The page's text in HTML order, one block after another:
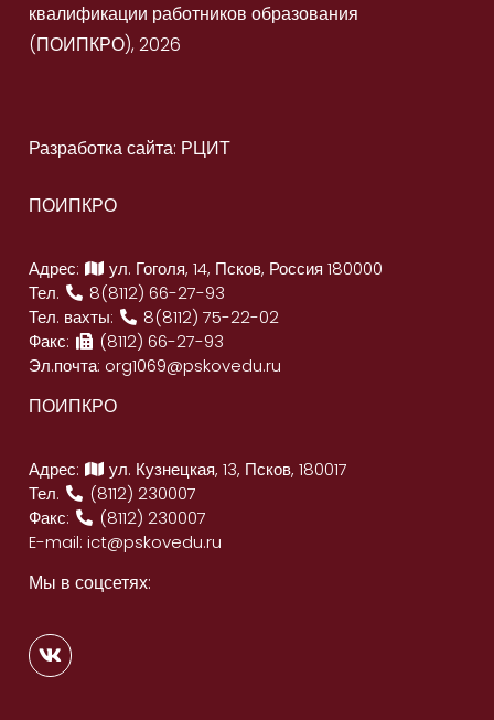
квалификации работников образования
(ПОИПКРО), 2026
Разработка сайта: РЦИТ
ПОИПКРО
Адрес:
ул. Гоголя, 14, Псков, Россия 180000
Тел.
8(8112) 66-27-93
Тел. вахты:
8(8112) 75-22-02
Факс:
(8112) 66-27-93
Эл.почта: org1069@pskovedu.ru
ПОИПКРО
Адрес:
ул. Кузнецкая, 13, Псков, 180017
Тел.
(8112) 230007
Факс:
(8112) 230007
E-mail:ict@pskovedu.ru
Мы в соцсетях: